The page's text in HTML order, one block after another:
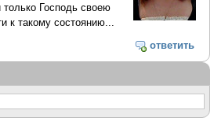
Господь своею
к такому состоянию...
ответить